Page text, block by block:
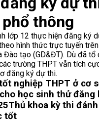
thông
lớp 12 thực hiện đăng ký
hình thức trực tuyến
Đào tạo (GD&ĐT). Dù đã tổ
trường THPT vẫn tích
đăng ký dự thi.
nghiệp THPT ở cơ
học sinh thử đăng
Thủ khoa kỳ thi
tốt